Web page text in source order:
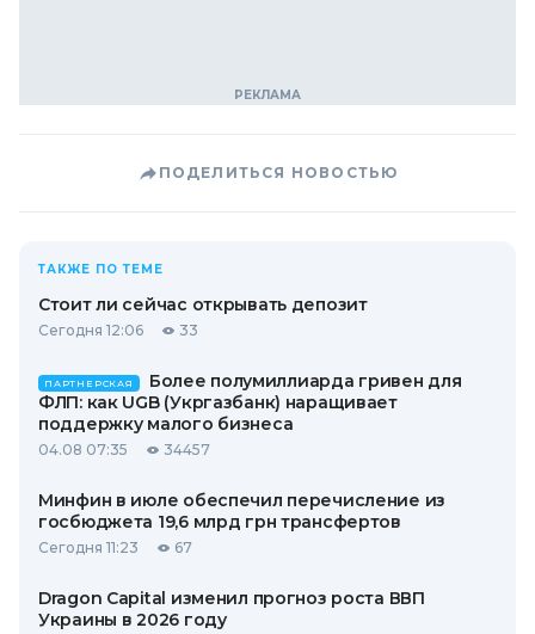
ПОДЕЛИТЬСЯ НОВОСТЬЮ
ТАКЖЕ ПО ТЕМЕ
Стоит ли сейчас открывать депозит
Сегодня 12:06 33
ПАРТНЕРСКАЯ
Более полумиллиарда гривен для
ФЛП: как UGB (Укргазбанк) наращивает
поддержку малого бизнеса
04.08 07:35 34457
Минфин в июле обеспечил перечисление из
госбюджета 19,6 млрд грн трансфертов
Сегодня 11:23 67
Dragon Capital изменил прогноз роста ВВП
Украины в 2026 году